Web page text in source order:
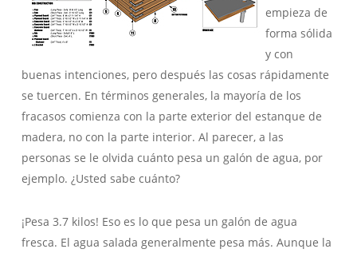
empieza de
forma sólida
y con
buenas intenciones, pero después las cosas rápidamente
se tuercen. En términos generales, la mayoría de los
fracasos comienza con la parte exterior del estanque de
madera, no con la parte interior. Al parecer, a las
personas se le olvida cuánto pesa un galón de agua, por
ejemplo. ¿Usted sabe cuánto?
¡Pesa 3.7 kilos! Eso es lo que pesa un galón de agua
fresca. El agua salada generalmente pesa más. Aunque la